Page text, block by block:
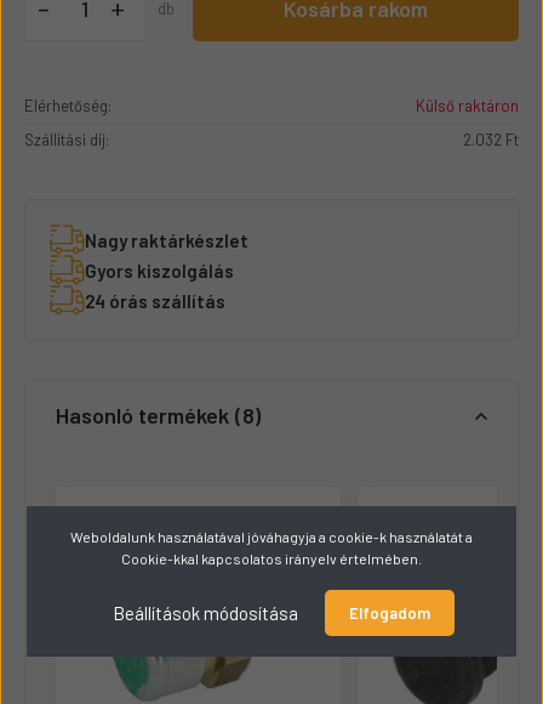
- db Kosárba rakom
Elérhetőség:
Külső raktáron
Szállítási díj:
2.032 Ft
Nagy raktárkészlet
Gyors kiszolgálás
24 órás szállítás
Hasonló termékek 8
Weboldalunk használatával jóváhagyja a cookie-k használatát a
Cookie-kkal kapcsolatos irányelv értelmében.
Beállítások módosítása Elfogadom